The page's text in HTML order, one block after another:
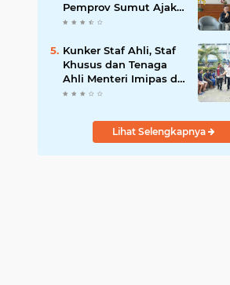
Pemprov Sumut Ajak
Warga Kibarkan Merah
Kunker Staf Ahli, Staf
Khusus dan Tenaga
Ahli Menteri Imipas di
Lembaga
I Medan: Pelayanan
Prima DipastikanLihat Selengkapnya